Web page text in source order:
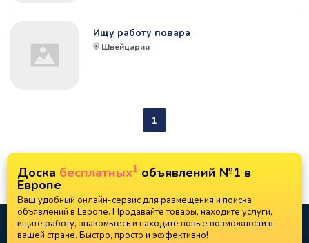
Ищу работу повара
Швейцария
1
Доска бесплатных1 объявлений №1 в
Европе
Ваш удобный онлайн-сервис для размещения и поиска
объявлений в Европе. Продавайте товары, находите услуги,
ищите работу, знакомьтесь и находите новые возможности в
вашей стране. Быстро, просто и эффективно!